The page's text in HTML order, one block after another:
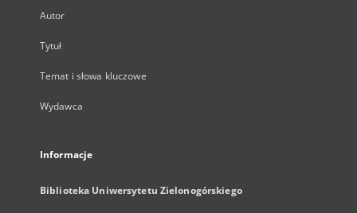
Autor
Tytuł
Temat i słowa kluczowe
Wydawca
Informacje
Biblioteka Uniwersytetu Zielonogórskiego